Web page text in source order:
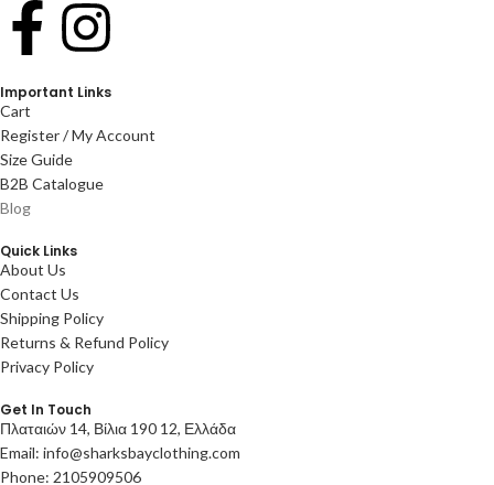
Important Links
Cart
Register / My Account
Size Guide
B2B Catalogue
Blog
Quick Links
About Us
Contact Us
Shipping Policy
Returns & Refund Policy
Privacy Policy
Get In Touch
Πλαταιών 14, Βίλια 190 12, Ελλάδα
Email: info@sharksbayclothing.com
Phone: 2105909506